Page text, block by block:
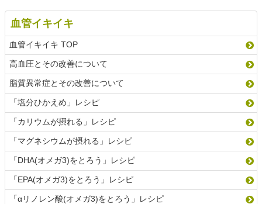
血管イキイキ
血管イキイキ TOP
高血圧とその改善について
脂質異常症とその改善について
「塩分ひかえめ」レシピ
「カリウムが摂れる」レシピ
「マグネシウムが摂れる」レシピ
「DHA(オメガ3)をとろう」レシピ
「EPA(オメガ3)をとろう」レシピ
「αリノレン酸(オメガ3)をとろう」レシピ